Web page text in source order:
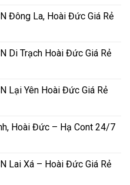
Đông La, Hoài Đức Giá Rẻ
Di Trạch Hoài Đức Giá Rẻ
Lại Yên Hoài Đức Giá Rẻ
Hoài Đức – Hạ Cont 24/7
Lai Xá – Hoài Đức Giá Rẻ